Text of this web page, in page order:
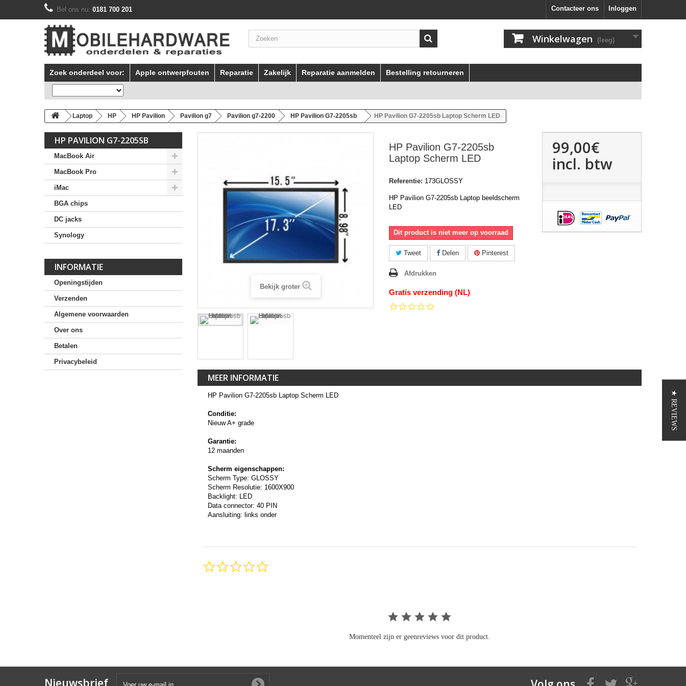
Inloggen
Contacteer ons
Bel ons nu: 0181 700 201
Winkelwagen (leeg)
Zoek onderdeel voor: Apple ontwerpfouten Reparatie Zakelijk Reparatie aanmelden Bestelling retourneren
Laptop HP HP Pavilion Pavilion g7 Pavilion g7-2200 HP Pavilion G7-2205sb HP Pavilion G7-2205sb Laptop Scherm LED
HP PAVILION G7-2205SB
MacBook Air
MacBook Pro
iMac
BGA chips
DC jacks
Synology
INFORMATIE
Openingstijden
Verzenden
Algemene voorwaarden
Over ons
Betalen
Privacybeleid
Bekijk groter
HP Pavilion G7-2205sb
Laptop Scherm LED
Referentie: 173GLOSSY
HP Pavilion G7-2205sb Laptop beeldscherm
LED
Dit product is niet meer op voorraad
Tweet Delen Pinterest
Afdrukken
Gratis verzending (NL)
99,00€
incl. btw
MEER INFORMATIE
HP Pavilion G7-2205sb Laptop Scherm LED
Conditie:
Nieuw A+ grade
Garantie:
12 maanden
Scherm eigenschappen:
Scherm Type: GLOSSY
Scherm Resolutie: 1600X900
Backlight: LED
Data connector: 40 PIN
Aansluiting: links onder
Momenteel zijn er geenreviews voor dit product.
Nieuwsbrief
★ REVIEWS